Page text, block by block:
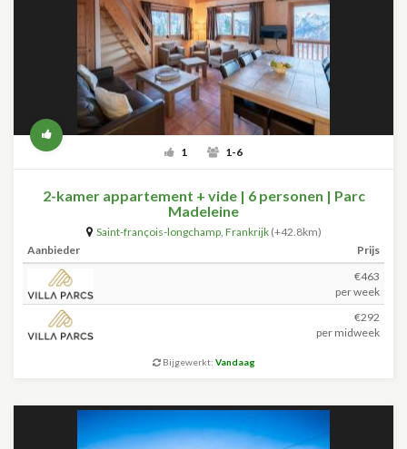
1 1-6
2-kamer appartement + vide | 6 personen | Parc
Madeleine
Saint-françois-longchamp, Frankrijk (+42.8km)
Aanbieder
Prijs
€463
per week
€292
per midweek
Bijgewerkt: Vandaag